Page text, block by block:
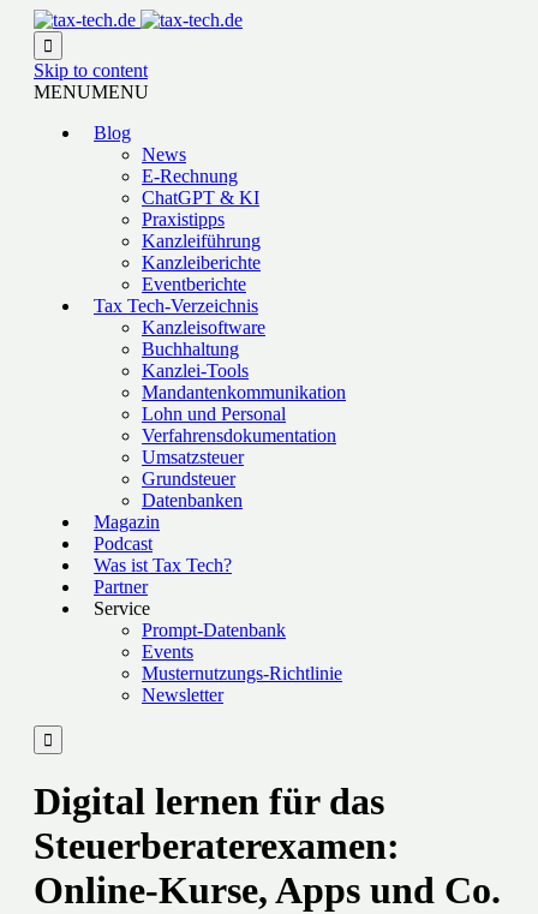

Skip to content
MENUMENU
Blog
News
E-Rechnung
ChatGPT & KI
Praxistipps
Kanzleiführung
Kanzleiberichte
Eventberichte
Tax Tech-Verzeichnis
Kanzleisoftware
Buchhaltung
Kanzlei-Tools
Mandantenkommunikation
Lohn und Personal
Verfahrensdokumentation
Umsatzsteuer
Grundsteuer
Datenbanken
Magazin
Podcast
Was ist Tax Tech?
Partner
Service
Prompt-Datenbank
Events
Musternutzungs-Richtlinie
Newsletter

Digital lernen für das
Steuerberaterexamen:
Online-Kurse, Apps und Co.